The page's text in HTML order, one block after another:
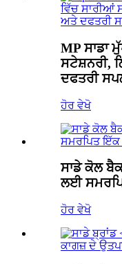
ਵਿੱਚ ਸਾਰੀਆਂ
ਅਤੇ ਦਫਤਰੀ
MPਸਾਡਾ
ਸਟੇਸ਼ਨਰੀ,
ਦਫਤਰੀ
ਹੋਰ ਵੇਖੋ
ਸਾਡੇ ਕੋਲ
ਲਈ
ਹੋਰ ਵੇਖੋ
ਕਾਗਜ਼ ਦੇ